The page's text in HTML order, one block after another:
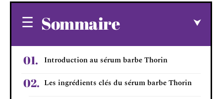
Sommaire
Introduction au sérum barbe Thorin
Les ingrédients clés du sérum barbe Thorin